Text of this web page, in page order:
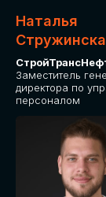
Наталья
Заместитель
директора по
персоналом
СРЕДИ